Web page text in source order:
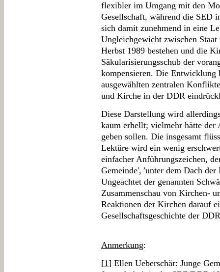
flexibler im Umgang mit den
Gesellschaft, während die SED
sich damit zunehmend in eine
Ungleichgewicht zwischen
Herbst 1989 bestehen und die
Säkularisierungsschub der
kompensieren. Die Entwicklung
ausgewählten zentralen
und Kirche in der DDR
Diese Darstellung wird
kaum erhellt; vielmehr hätte der
geben sollen. Die insgesamt
Lektüre wird ein wenig
einfacher Anführungszeichen,
Gemeinde', 'unter dem Dach
Ungeachtet der genannten
Zusammenschau von Kirchen-
Reaktionen der Kirchen darauf
Gesellschaftsgeschichte der
Anmerkung:
[1] Ellen Ueberschär: Junge